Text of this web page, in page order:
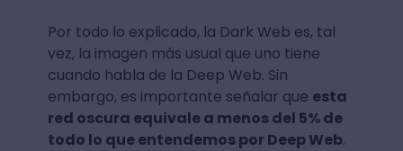
Por todo lo explicado, la Dark Web es, tal
vez, la imagen más usual que uno tiene
cuando habla de la Deep Web. Sin
embargo, es importante señalar que esta
red oscura equivale a menos del 5% de
todo lo que entendemos por Deep Web.